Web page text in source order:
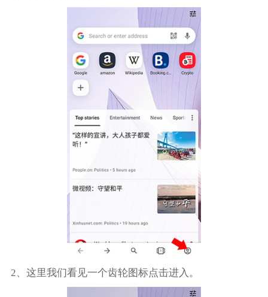
2、这里我们看见一个齿轮图标点击进入。